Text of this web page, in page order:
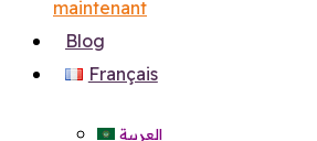
maintenant
Blog
Français
العربية